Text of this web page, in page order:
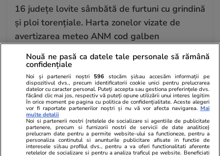
16 județe lovite sâmbătă de furtuni cu grindină
și ploi torențiale. Harta zonelor vizate de
avertizarea meteo ANM cod galben
Știri România
Debitul Dunării a atins un minim istoric, dar
hidrologii anunță că fluviul va începe să
crească din 13 august: „Am mai câștiga 3-4
zile”
Știri Externe 07 aug.
Nouă ne pasă ca datele tale personale să rămână
confidențiale
Noi și partenerii noștri 596 stocăm și/sau accesăm informații pe
dispozitivul dvs., precum identificatorii cookie unici pentru prelucrarea
datelor cu caracter personal. Puteți accepta sau gestiona preferințele dvs.
făcând clic mai jos, respectiv vă puteți opune utilizării unui interes legitim
în orice moment pe pagina cu politica de confidențialitate. Aceste alegeri
vor fi raportate partenerilor noștri și nu vă vor afecta navigarea. Mai
multe detalii
Noi si partenerii nostri (retelele de socializare si agentiile de publicitate
partenere, precum si furnizorii nostri de servicii de date analitice)
prelucram date pentru a permite website-ului sa functioneze, pentru a
personaliza continutul si anunturile publicitare afisate in functie de
interesele si/sau profilul dvs., pentru a va oferi functionalitati aferente
retelelor de socializare si pentru a analiza traficul pe website. Beneficiati